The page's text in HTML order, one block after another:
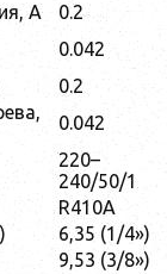
А
0.2
0.042
0.2
0.042
220–
240/50/1
R410A
6,35 (1/4»)
9,53 (3/8»)